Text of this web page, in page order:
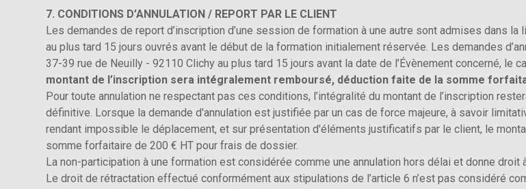
7. CONDITIONS D’ANNULATION / REPORT PAR LE CLIENT
Les demandes de report d’inscription d’une session de formation à une autre sont admises dans
au plus tard 15 jours ouvrés avant le début de la formation initialement réservée. Les demandes
37-39 rue de Neuilly - 92110 Clichy au plus tard 15 jours avant la date de l’Évènement concerné, le
montant de l’inscription sera intégralement remboursé, déduction faite de la somme
Pour toute annulation ne respectant pas ces conditions, l’intégralité du montant de l’inscription
définitive. Lorsque la demande d'annulation est justifiée par un cas de force majeure, à savoir
rendant impossible le déplacement, et sur présentation d'éléments justificatifs par le client, le
somme forfaitaire de 200 € HT pour frais de dossier.
La non-participation à une formation est considérée comme une annulation hors délai et donne droit
Le droit de rétractation effectué conformément aux stipulations de l’article 6 n’est pas considéré